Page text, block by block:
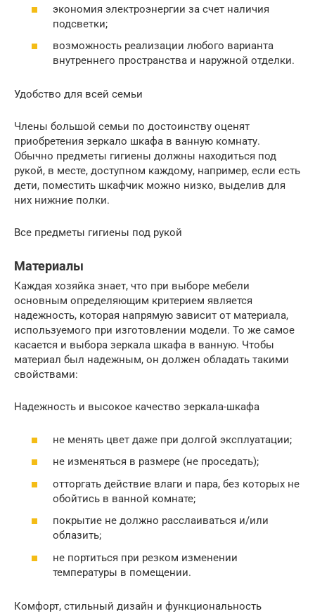
экономия электроэнергии за счет наличия
подсветки;
возможность реализации любого варианта
внутреннего пространства и наружной отделки.
Удобство для всей семьи
Члены большой семьи по достоинству оценят
приобретения зеркало шкафа в ванную комнату.
Обычно предметы гигиены должны находиться под
рукой, в месте, доступном каждому, например, если есть
дети, поместить шкафчик можно низко, выделив для
них нижние полки.
Все предметы гигиены под рукой
Материалы
Каждая хозяйка знает, что при выборе мебели
основным определяющим критерием является
надежность, которая напрямую зависит от материала,
используемого при изготовлении модели. То же самое
касается и выбора зеркала шкафа в ванную. Чтобы
материал был надежным, он должен обладать такими
свойствами:
Надежность и высокое качество зеркала-шкафа
не менять цвет даже при долгой эксплуатации;
не изменяться в размере (не проседать);
отторгать действие влаги и пара, без которых не
обойтись в ванной комнате;
покрытие не должно расслаиваться и/или
облазить;
не портиться при резком изменении
температуры в помещении.
Комфорт, стильный дизайн и функциональность